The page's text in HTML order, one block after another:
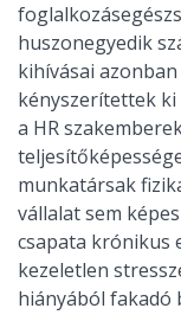
huszonegyedik
kihívásai
kényszerítettek ki
a HR
munkatársak
vállalat sem
csapata krónikus
kezeletlen
hiányából fakadó